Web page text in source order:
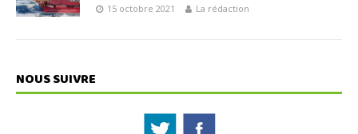
15 octobre 2021 La rédaction
NOUS SUIVRE